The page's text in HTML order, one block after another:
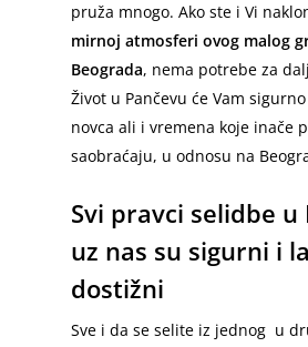
pruža mnogo. Ako ste i Vi
mirnoj atmosferi ovog malog
Beograda, nema potrebe za
Život u Pančevu će Vam
novca ali i vremena koje inače
saobraćaju, u odnosu na
Svi pravci selidbe u
uz nas su sigurni i
dostižni
Sve i da se selite iz jednog u